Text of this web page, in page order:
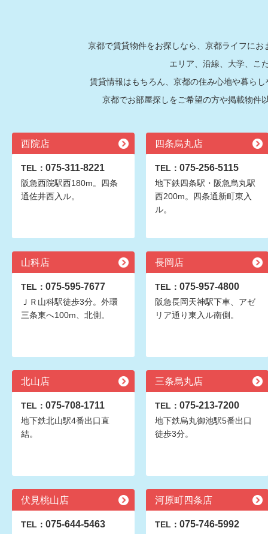
京都で賃貸物件をお探しなら、京都ライフに
エリア、沿線、大学、こ
賃貸情報はもちろん、京都の住み心地や暮ら
京都でお部屋探しをご希望の方や掲載物件
西院店
TEL： 075-311-8221
阪急西院駅西180m。四条
通佐井西入ル。
四条烏丸店
TEL： 075-256-5115
地下鉄四条駅・阪急烏丸駅
西200m。四条通新町東入
ル。
山科店
TEL： 075-595-7677
ＪＲ山科駅徒歩3分。外環
三条東へ100m、北側。
長岡店
TEL： 075-957-4800
阪急長岡天神駅下車、アゼ
リア通り東入ル南側。
北山店
TEL： 075-708-1711
地下鉄北山駅4番出口直
結。
三条烏丸店
TEL： 075-213-7200
地下鉄烏丸御池駅5番出口
徒歩3分。
伏見桃山店
TEL： 075-644-5463
河原町四条店
TEL： 075-746-5992